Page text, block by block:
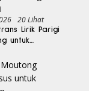
20 Lihat
Lirik Parigi
untuk